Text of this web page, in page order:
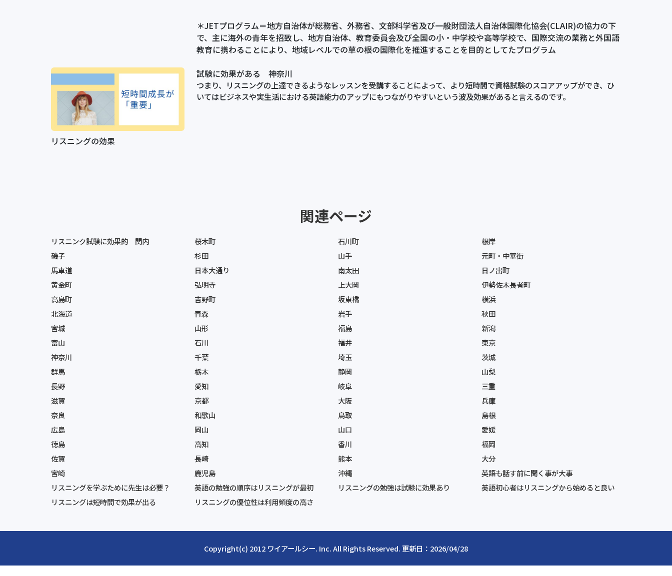
＊JETプログラム＝地方自治体が総務省、外務省、文部科学省及び一般財団法人自治体国際化協会(CLAIR)の協力の下
で、主に海外の青年を招致し、地方自治体、教育委員会及び全国の小・中学校や高等学校で、国際交流の業務と外国語
教育に携わることにより、地域レベルでの草の根の国際化を推進することを目的としてたプログラム
リスニングの効果
試験に効果がある 神奈川
つまり、リスニングの上達できるようなレッスンを受講することによって、より短時間で資格試験のスコアアップができ、ひ
いてはビジネスや実生活における英語能力のアップにもつながりやすいという波及効果があると言えるのです。
関連ページ
リスニンク試験に効果的 関内 桜木町 石川町
根岸
磯子
杉田 山手
元町・中華街
馬車道
日本大通り 南太田
日ノ出町
黄金町
弘明寺 上大岡
伊勢佐木長者町
高島町
吉野町 坂東橋
横浜
北海道
青森 岩手
秋田
宮城
山形 福島
新潟
富山
石川 福井
東京
神奈川
千葉 埼玉
茨城
群馬
栃木 静岡
山梨
長野
愛知 岐阜
三重
滋賀
京都 大阪
兵庫
奈良
和歌山 鳥取
島根
広島
岡山 山口
愛媛
徳島
高知 香川
福岡
佐賀
長崎 熊本
大分
宮崎
鹿児島 沖縄
英語も話す前に聞く事が大事
リスニングを学ぶために先生は必要？
英語の勉強の順序はリスニングが最初 リスニングの勉強は試験に効果あり
英語初心者はリスニングから始めると良い
リスニングは短時間で効果が出る
リスニングの優位性は利用頻度の高さ
Copyright(c) 2012 ワイアールシー. Inc. All Rights Reserved. 更新日：2026/04/28